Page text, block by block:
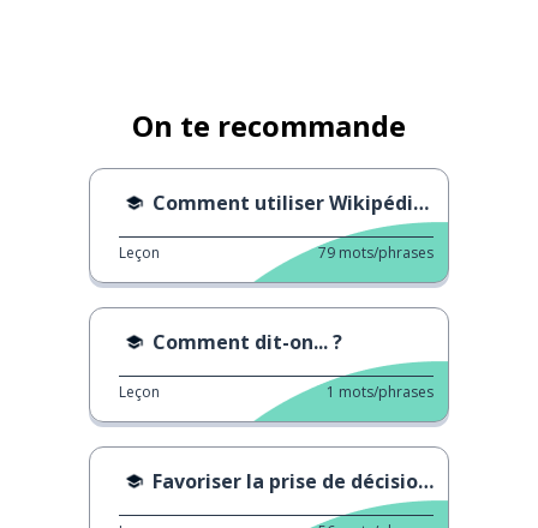
On te recommande
Comment utiliser Wikipédia intelligemment
Leçon 79 mots/phrases
Comment dit-on... ?
Leçon 1 mots/phrases
Favoriser la prise de décision dès la maternelle